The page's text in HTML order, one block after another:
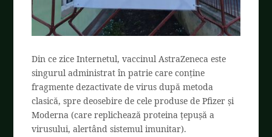
Din ce zice Internetul, vaccinul AstraZeneca este
singurul administrat în patrie care conține
fragmente dezactivate de virus după metoda
clasică, spre deosebire de cele produse de Pfizer și
Moderna (care replichează proteina țepușă a
virusului, alertând sistemul imunitar).